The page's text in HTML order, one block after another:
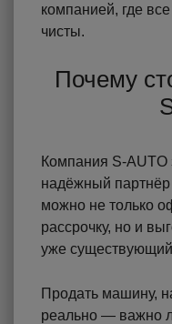
компанией, где
чисты.
Почему
Компания S-AUTO
надёжный
можно не только
рассрочку, но и
уже
Продать машину,
реально — важно